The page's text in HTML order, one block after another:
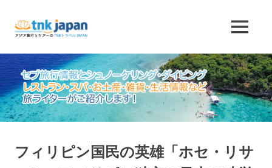
ン
ツ
へ
ス
キ
ッ
ブ
旅
行
情
ト
ラ
ベ
ル
JAPAN
が
す
MENU
フィリピン国民の英雄「ホセ・リサ